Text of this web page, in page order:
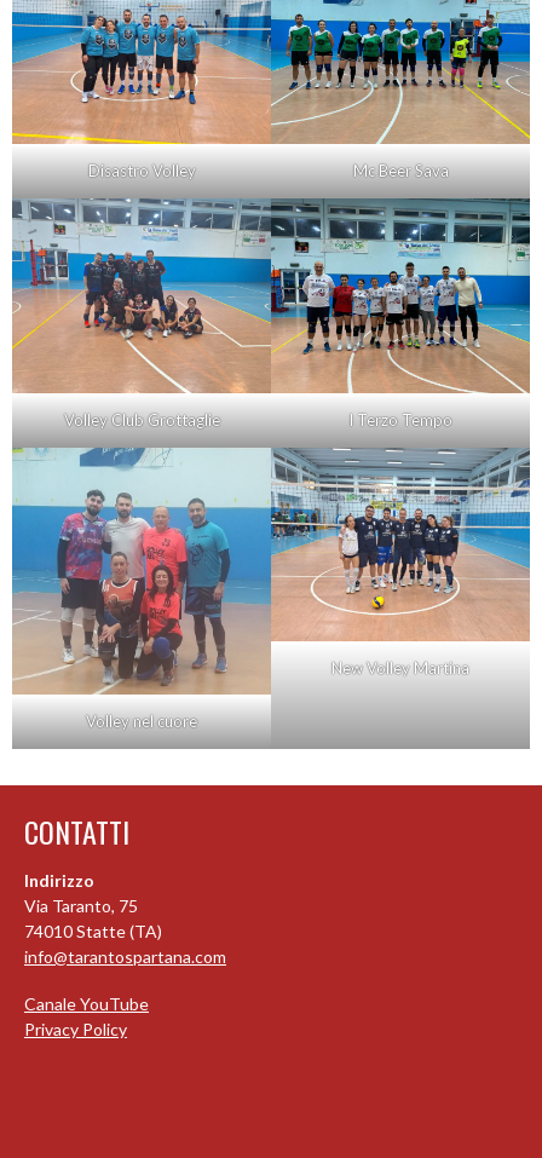
Disastro Volley Mc Beer Sava
Volley Club Grottaglie I Terzo Tempo
Volley nel cuore
New Volley Martina
CONTATTI
Indirizzo
Via Taranto, 75
74010 Statte (TA)
info@tarantospartana.com
Canale YouTube
Privacy Policy